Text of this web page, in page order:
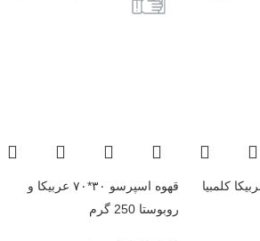
۱۰۰٪ عربیکا کلمبیا
قهوه اسپرسو ۳۰*۷۰ عربیکا و
روبوستا 250 گرم